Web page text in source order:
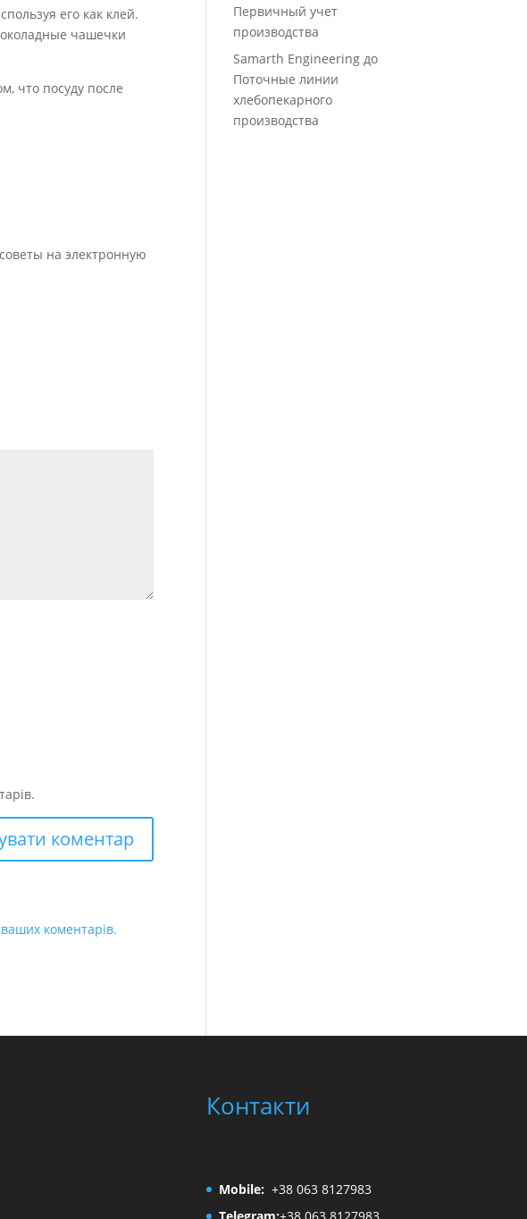
его как клей.
что посуду после
на электронную
коментарів.
Первичный учет
производства
Samarth Engineering до
Поточные линии
хлебопекарного
производства
Контакти
Mobile:+38 063 8127983
Telegram:+38 063 8127983